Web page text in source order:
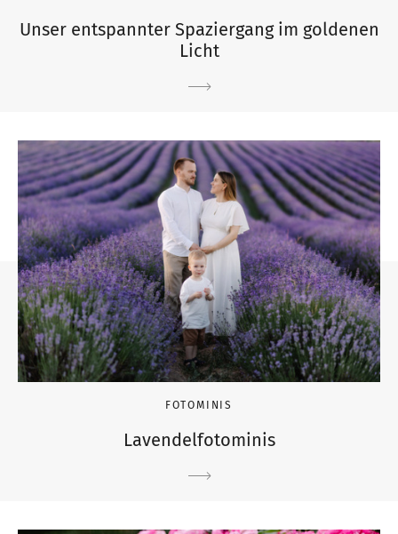
Unser entspannter Spaziergang im goldenen
Licht
FOTOMINIS
Lavendelfotominis